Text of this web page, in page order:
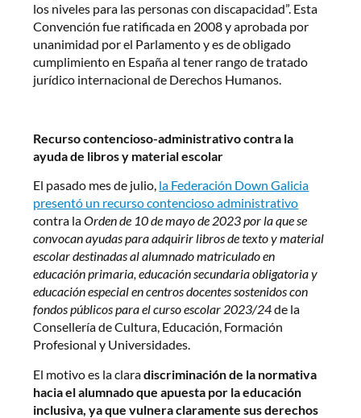
los niveles para las personas con discapacidad”. Esta
Convención fue ratificada en 2008 y aprobada por
unanimidad por el Parlamento y es de obligado
cumplimiento en España al tener rango de tratado
jurídico internacional de Derechos Humanos.
Recurso contencioso-administrativo contra la
ayuda de libros y material escolar
El pasado mes de julio, la Federación Down Galicia
presentó un recurso contencioso administrativo
contra laOrden de 10 de mayo de 2023 por la que se
convocan ayudas para adquirir libros de texto y material
escolar destinadas al alumnado matriculado en
educación primaria, educación secundaria obligatoria y
educación especial en centros docentes sostenidos con
fondos públicos para el curso escolar 2023/24de la
Consellería de Cultura, Educación, Formación
Profesional y Universidades.
El motivo es la claradiscriminación de la normativa
hacia el alumnado que apuesta por la educación
inclusiva, ya que vulnera claramente sus derechos